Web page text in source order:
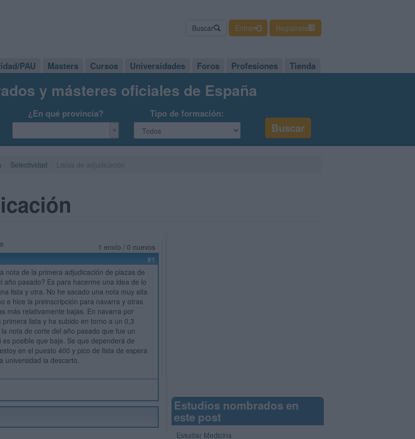
Buscar Entrar Regístrate
PAU Masters Cursos Universidades Foros Profesiones Tienda
y másteres oficiales de España
¿En qué provincia? Tipo de formación:
Selectividad
1 envío / 0 nuevos
#1
nota de la primera adjudicación de plazas de
año pasado? Es para hacerme una idea de lo
lista y otra. No he sacado una nota muy alta
e hice la preinscripción para navarra y otras
más relativamente bajas. En navarra por
primera lista y ha subido en torno a un 0,3
nota de corte del año pasado que fue un
posible que baje. Se que dependerá de
en el puesto 400 y pico de lista de espera
universidad la descarto.
Estudios nombrados en
este post
Estudiar Medicina